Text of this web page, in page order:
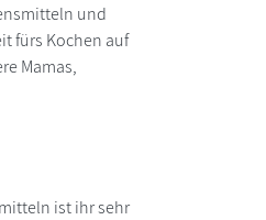
und
fürs Kochen auf
Mamas,
ist ihr sehr